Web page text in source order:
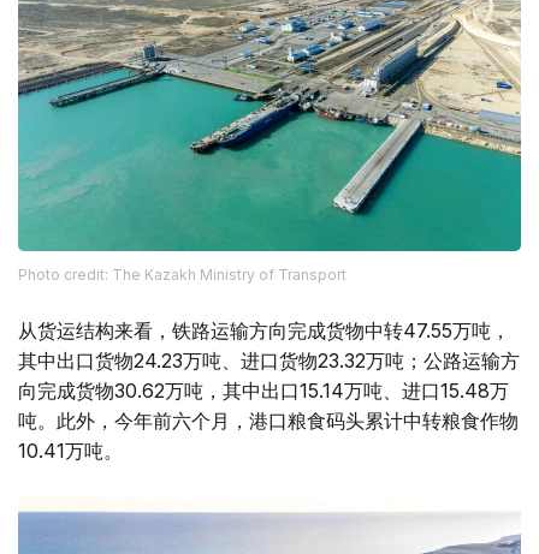
Photo credit: The Kazakh Ministry of Transport
从货运结构来看，铁路运输方向完成货物中转47.55万吨，
其中出口货物24.23万吨、进口货物23.32万吨；公路运输方
向完成货物30.62万吨，其中出口15.14万吨、进口15.48万
吨。此外，今年前六个月，港口粮食码头累计中转粮食作物
10.41万吨。